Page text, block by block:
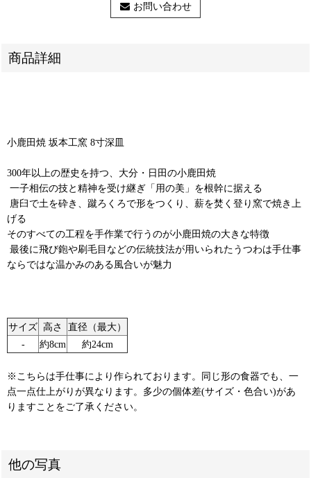
お問い合わせ
商品詳細
小鹿田焼 坂本工窯 8寸深皿
300年以上の歴史を持つ、大分・日田の小鹿田焼
⁡ 一子相伝の技と精神を受け継ぎ「用の美」を根幹に据える
⁡ 唐臼で土を砕き、蹴ろくろで形をつくり、薪を焚く登り窯で焼き上
げる
そのすべての工程を手作業で行うのが小鹿田焼の大きな特徴
⁡ 最後に飛び鉋や刷毛目などの伝統技法が用いられたうつわは手仕事
ならではな温かみのある風合いが魅力 ⁡ ⁡
サイズ 高さ
直径（最大）
‐
約8cm 約24cm
※こちらは手仕事により作られております。同じ形の食器でも、一
点一点仕上がりが異なります。多少の個体差(サイズ・色合い)があ
りますことをご了承ください。
他の写真